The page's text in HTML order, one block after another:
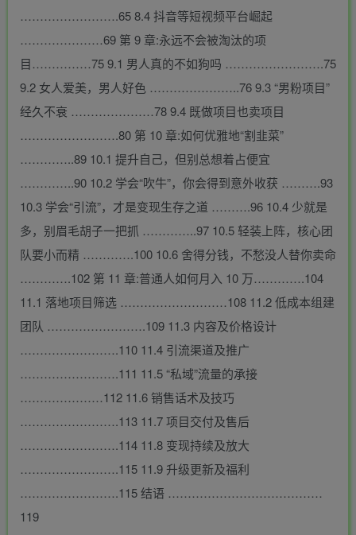
…………………….65 8.4 抖音等短视频平台崛起
…………………69 第 9 章:永远不会被淘汰的项
目……………75 9.1 男人真的不如狗吗 …………………….75
9.2 女人爱美，男人好色 …………………..76 9.3 “男粉项目”
经久不衰 …………………78 9.4 既做项目也卖项目
…………………….80 第 10 章:如何优雅地“割韭菜”
…………..89 10.1 提升自己，但别总想着占便宜
…………..90 10.2 学会“吹牛”，你会得到意外收获 ……….93
10.3 学会“引流”，才是变现生存之道 ……….96 10.4 少就是
多，别眉毛胡子一把抓 …………..97 10.5 轻装上阵，核心团
队要小而精 ………….100 10.6 舍得分钱，不愁没人替你卖命
………….102 第 11 章:普通人如何月入 10 万………….104
11.1 落地项目筛选 ………………………108 11.2 低成本组建
团队 …………………….109 11.3 内容及价格设计
…………………….110 11.4 引流渠道及推广
…………………….111 11.5 “私域”流量的承接
…………………112 11.6 销售话术及技巧
…………………….113 11.7 项目交付及售后
…………………….114 11.8 变现持续及放大
…………………….115 11.9 升级更新及福利
…………………….115 结语 …………………………………
119